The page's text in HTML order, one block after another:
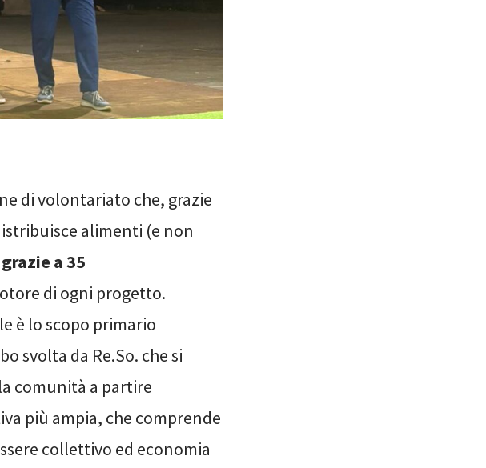
di volontariato che, grazie
alimenti (e non
a 35
di ogni progetto.
è lo scopo primario
svolta da Re.So. che si
comunità a partire
più ampia, che comprende
collettivo ed economia